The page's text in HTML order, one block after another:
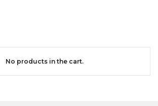
No products in the cart.